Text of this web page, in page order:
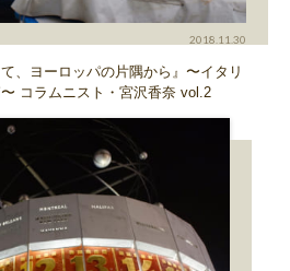
2018.11.30
て、ヨーロッパの片隅から』〜イタリ
コラムニスト・宮沢香奈 vol.2